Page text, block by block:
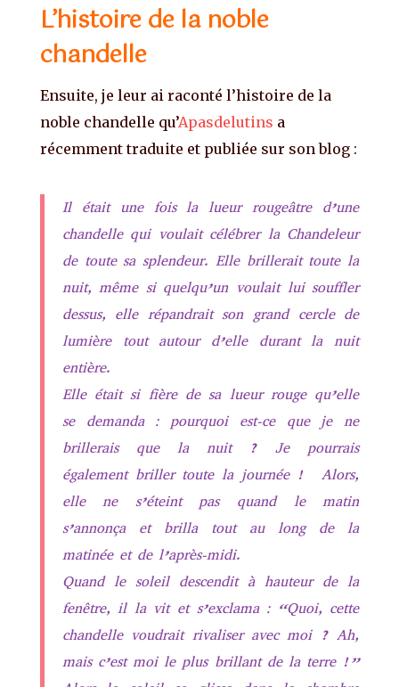
L’histoire de la noble
chandelle
Ensuite, je leur ai raconté l’histoire de la
noble chandelle qu’Apasdelutins a
récemment traduite et publiée sur son blog :
Il était une fois la lueur rougeâtre d’une
chandelle qui voulait célébrer la Chandeleur
de toute sa splendeur. Elle brillerait toute la
nuit, même si quelqu’un voulait lui souffler
dessus, elle répandrait son grand cercle de
lumière tout autour d’elle durant la nuit
entière.
Elle était si fière de sa lueur rouge qu’elle
se demanda : pourquoi est-ce que je ne
brillerais que la nuit ? Je pourrais
également briller toute la journée ! Alors,
elle ne s’éteint pas quand le matin
s’annonça et brilla tout au long de la
matinée et de l’après-midi.
Quand le soleil descendit à hauteur de la
fenêtre, il la vit et s’exclama : “Quoi, cette
chandelle voudrait rivaliser avec moi ? Ah,
mais c’est moi le plus brillant de la terre !”